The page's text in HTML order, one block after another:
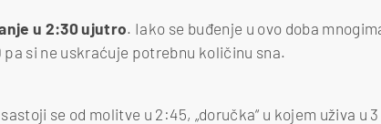
u 2:30 ujutro. Iako se buđenje u ovo doba
pa si ne uskraćuje potrebnu količinu sna.
se od molitve u 2:45, „doručka“ u kojem uživa u